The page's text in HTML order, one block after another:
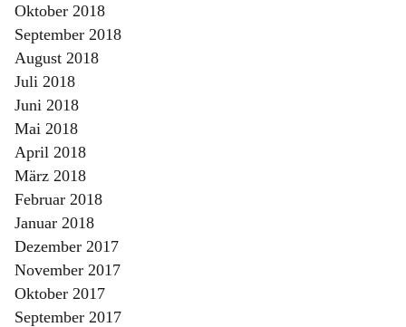
Oktober 2018
September 2018
August 2018
Juli 2018
Juni 2018
Mai 2018
April 2018
März 2018
Februar 2018
Januar 2018
Dezember 2017
November 2017
Oktober 2017
September 2017